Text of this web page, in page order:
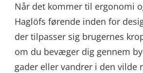
Når det kommer til ergonomi
Haglöfs førende inden for
der tilpasser sig brugernes
om du bevæger dig gennem
gader eller vandrer i den vilde